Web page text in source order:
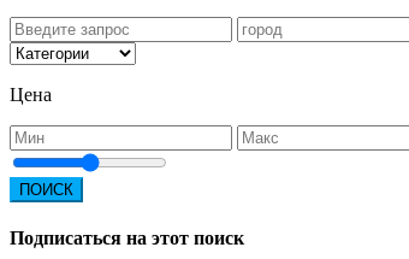
Цена
ПОИСК
Подписаться на этот поиск